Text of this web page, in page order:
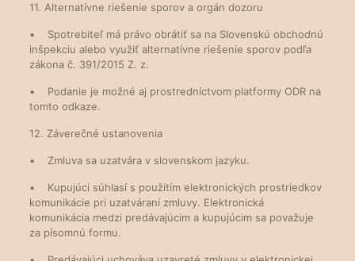
11. Alternatívne riešenie sporov a orgán dozoru
• Spotrebiteľ má právo obrátiť sa na Slovenskú obchodnú
inšpekciu alebo využiť alternatívne riešenie sporov podľa
zákona č. 391/2015 Z. z.
• Podanie je možné aj prostredníctvom platformy ODR na
tomto odkaze.
12. Záverečné ustanovenia
• Zmluva sa uzatvára v slovenskom jazyku.
• Kupujúci súhlasí s použitím elektronických prostriedkov
komunikácie pri uzatváraní zmluvy. Elektronická
komunikácia medzi predávajúcim a kupujúcim sa považuje
za písomnú formu.